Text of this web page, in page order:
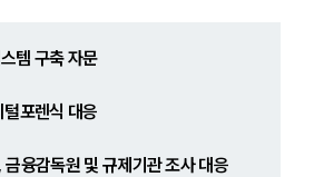
템 구축 자문
털포렌식 대응
금융감독원 및 규제기관 조사 대응